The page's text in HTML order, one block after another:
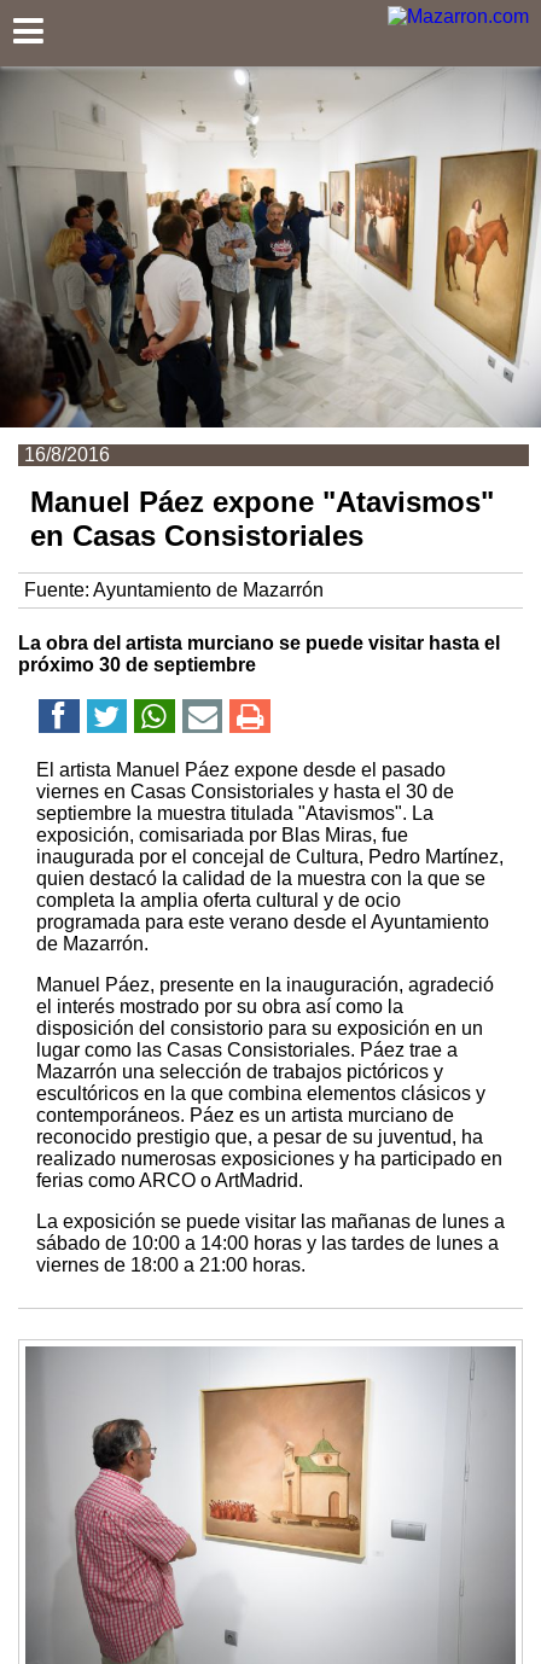
16/8/2016
Manuel Páez expone "Atavismos"
en Casas Consistoriales
Fuente: Ayuntamiento de Mazarrón
La obra del artista murciano se puede visitar hasta el
próximo 30 de septiembre
El artista Manuel Páez expone desde el pasado
viernes en Casas Consistoriales y hasta el 30 de
septiembre la muestra titulada "Atavismos". La
exposición, comisariada por Blas Miras, fue
inaugurada por el concejal de Cultura, Pedro Martínez,
quien destacó la calidad de la muestra con la que se
completa la amplia oferta cultural y de ocio
programada para este verano desde el Ayuntamiento
de Mazarrón.
Manuel Páez, presente en la inauguración, agradeció
el interés mostrado por su obra así como la
disposición del consistorio para su exposición en un
lugar como las Casas Consistoriales. Páez trae a
Mazarrón una selección de trabajos pictóricos y
escultóricos en la que combina elementos clásicos y
contemporáneos. Páez es un artista murciano de
reconocido prestigio que, a pesar de su juventud, ha
realizado numerosas exposiciones y ha participado en
ferias como ARCO o ArtMadrid.
La exposición se puede visitar las mañanas de lunes a
sábado de 10:00 a 14:00 horas y las tardes de lunes a
viernes de 18:00 a 21:00 horas.